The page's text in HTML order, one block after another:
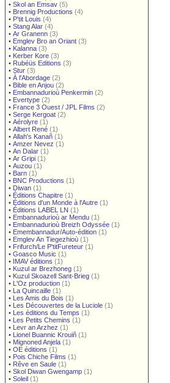
• Skol an Emsav (5)
• Brennig Productions (4)
• P'tit Louis (4)
• Stang Alar (4)
• Ar Granenn (3)
• Emglev Bro an Oriant (3)
• Kalanna (3)
• Kerber Kore (3)
• Rubéüs Editions (3)
• Stur (3)
• À l'Abordage (2)
• Bible en Anjou (2)
• Embannadurioù Penkermin (2)
• Evertype (2)
• France 3 Ouest / JPL Films (2)
• Serge Kergoat (2)
• Aérolyre (1)
• Albert René (1)
• Allah's Kanañ (1)
• Amzer Nevez (1)
• An Dalar (1)
• Ar Gripi (1)
• Auzou (1)
• Barn (1)
• BNC Productions (1)
• Diwan (1)
• Éditions Chapitre (1)
• Éditions d'un Monde à l'Autre (1)
• Éditions LABEL LN (1)
• Embannadurioù ar Mendu (1)
• Embannadurioù Breizh Odyssée (1)
• Emembannadur/Auto-édition (1)
• Emglev An Tiegezhioù (1)
• Frifurch/Le P'titFureteur (1)
• Goasco Music (1)
• IMAV éditions (1)
• Kuzul ar Brezhoneg (1)
• Kuzul Skoazell Sant-Brieg (1)
• L'Oz production (1)
• La Quincaille (1)
• Les Amis du Bois (1)
• Les Découvertes de la Luciole (1)
• Les éditions du Temps (1)
• Les Petits Chemins (1)
• Levr an Arzhez (1)
• Lionel Buannic Krouiñ (1)
• Mignoned Anjela (1)
• OE éditions (1)
• Pois Chiche Films (1)
• Rêve en Saule (1)
• Skol Diwan Gwengamp (1)
• Soleil (1)